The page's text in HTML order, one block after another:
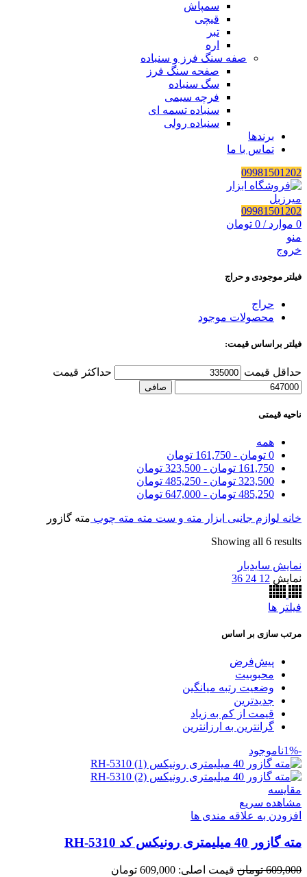
سمپاش
قیچی
تبر
اره
صفه سنگ فرز و سنباده
صفحه سنگ فرز
سگ سنباده
فرچه سیمی
سنباده تسمه ای
سنباده رولی
برندها
تماس با ما
09981501202
09981501202
0 موارد /
0 تومان
منو
خروج
فیلتر موجودی و حراج
حراج
محصولات موجود
فیلتر براساس قیمت:
حداقل قیمت حداكثر قيمت
صافی
ناحیه قیمتی
همه
0 تومان -
161,750 تومان
161,750 تومان -
323,500 تومان
323,500 تومان -
485,250 تومان
485,250 تومان -
647,000 تومان
خانه لوازم جانبی ابزار مته و ست مته مته چوب مته گازور
Showing all 6 results
نمایش سایدبار
نمایش 12
24
36
فیلتر ها
مرتب سازی بر اساس
پیش‌فرض
محبوبیت
وضعیت رتبه میانگین
جدیدترین
قیمت از کم به زیاد
گرانترین به ارزانترین
-1% ناموجود
مقایسه
مشاهده سریع
افزودن به علاقه مندی ها
مته گازور 40 میلیمتری رونیکس کد RH-5310
609,000 تومان
قیمت اصلی: 609,000 تومان